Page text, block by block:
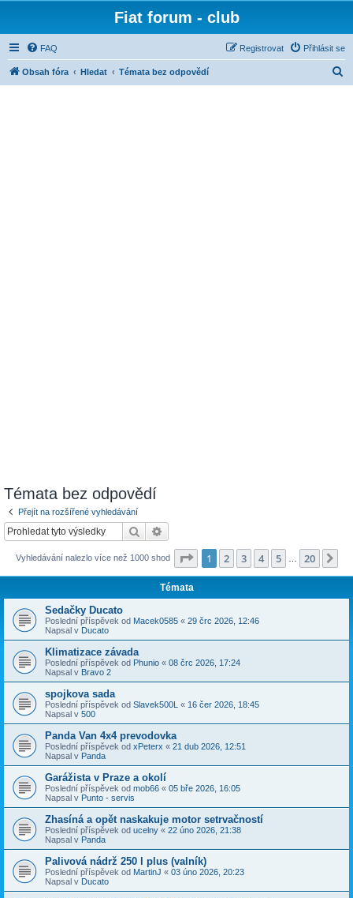
Fiat forum - club
FAQ Přihlásit se
Registrovat
Obsah fóra Hledat Témata bez odpovědí
Témata bez odpovědí
Přejít na rozšířené vyhledávání
Hledat
Vyhledávání nalezlo více než 1000 shod Stránka z 20
1 2 3 4 5 20
Témata
Sedačky Ducato
Poslední příspěvek od Macek0585 « 29 črc 2026, 12:46
Napsal v Ducato
Klimatizace závada
Poslední příspěvek od Phunio « 08 črc 2026, 17:24
Napsal v Bravo 2
spojkova sada
Poslední příspěvek od Slavek500L « 16 čer 2026, 18:45
Napsal v 500
Panda Van 4x4 prevodovka
Poslední příspěvek od xPeterx « 21 dub 2026, 12:51
Napsal v Panda
Garážista v Praze a okolí
Poslední příspěvek od mob66 « 05 bře 2026, 16:05
Napsal v Punto - servis
Zhasíná a opět naskakuje motor setrvačností
Poslední příspěvek od ucelny « 22 úno 2026, 21:38
Napsal v Panda
Palivová nádrž 250 l plus (valník)
Poslední příspěvek od MartinJ « 03 úno 2026, 20:23
Napsal v Ducato